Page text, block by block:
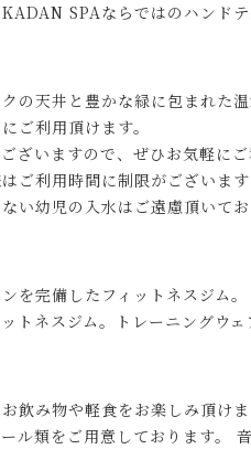
SPAならではのハンドテ
の天井と豊かな緑に包まれた
ご利用頂けます。
ざいますので、ぜひお気軽にご
ご利用時間に制限がございま
い幼児の入水はご遠慮頂いてお
を完備したフィットネスジム
トネスジム。トレーニングウェ
飲み物や軽食をお楽しみ頂けま
ル類をご用意しております。